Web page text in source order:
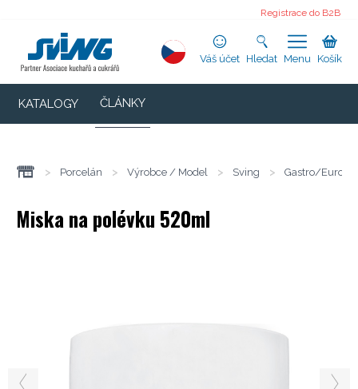
Registrace do B2B
Váš účet Hledat Menu Košík
KATALOGY ČLÁNKY
> Porcelán > Výrobce / Model > Sving > Gastro/Euro
Miska na polévku 520ml